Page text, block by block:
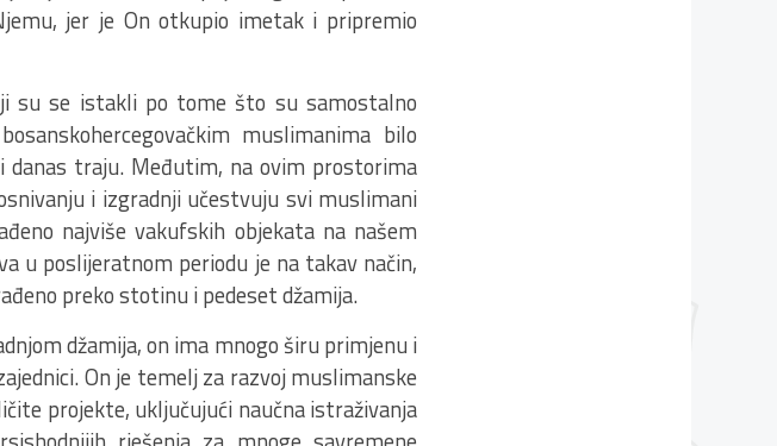
jer je On otkupio imetak i pripremio
su se istakli po tome što su samostalno
muslimanima bilo
danas traju. Međutim, na ovim prostorima
i izgradnji učestvuju svi muslimani
najviše vakufskih objekata na našem
u poslijeratnom periodu je na takav način,
preko stotinu i pedeset džamija.
džamija, on ima mnogo širu primjenu i
On je temelj za razvoj muslimanske
projekte, uključujući naučna istraživanja